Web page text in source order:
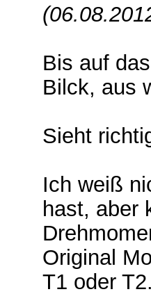
Bis auf
Bilck, aus
Sieht
Ich weiß
hast, aber
Original
T1 oder T2.